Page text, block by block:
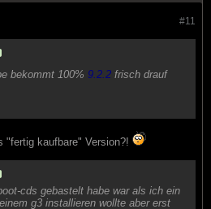
#11
bekommt 100% 9.2.2 frisch drauf
"fertig kaufbare" Version?!
cds gebastelt habe war als ich ein
g3 installieren wollte aber erst